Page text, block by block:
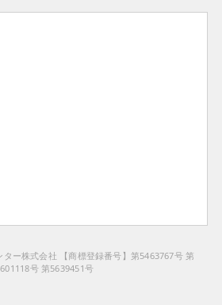
ー株式会社 【商標登録番号】第5463767号 第
号 第5639451号